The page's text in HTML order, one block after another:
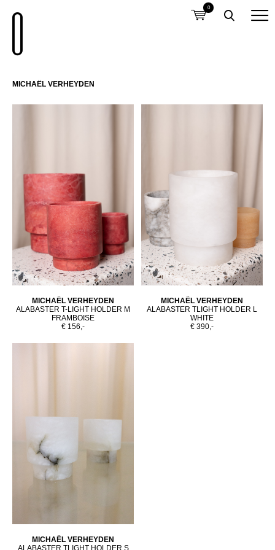
0
MICHAËL VERHEYDEN
MICHAËL VERHEYDEN
ALABASTER T-LIGHT HOLDER M
FRAMBOISE
€ 156,-
MICHAËL VERHEYDEN
ALABASTER TLIGHT HOLDER L
WHITE
€ 390,-
MICHAËL VERHEYDEN